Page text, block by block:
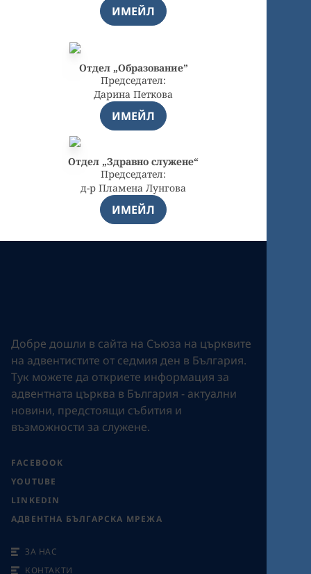
ИМЕЙЛ
Отдел „Образование”
Председател:
Дарина Петкова
ИМЕЙЛ
Отдел „Здравно служене“
Председател:
д-р Пламена Лунгова
ИМЕЙЛ
Добре дошли в сайта на Съюза на църквите
на адвентистите от седмия ден в България.
Tук можете да откриете информация за
адвентната църква в България - актуални
новини, предстоящи събития и
възможности за служене.
FACEBOOK
YOUTUBE
LINKEDIN
АДВЕНТНА БЪЛГАРСКА МРЕЖА
ЗА НАС
КОНТАКТИ